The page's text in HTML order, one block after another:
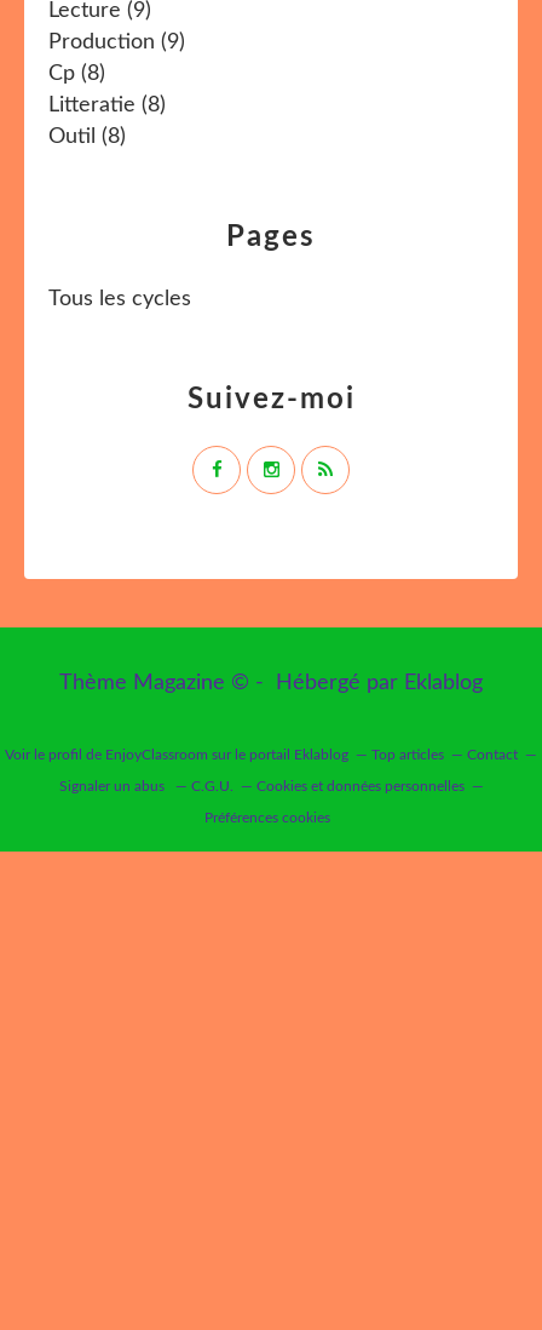
Lecture (9)
Production (9)
Cp (8)
Litteratie (8)
Outil (8)
Pages
Tous les cycles
Suivez-moi
Thème Magazine © - Hébergé par Eklablog
Voir le profil de EnjoyClassroom sur le portail Eklablog Top articles Contact
Signaler un abus C.G.U. Cookies et données personnelles
Préférences cookies